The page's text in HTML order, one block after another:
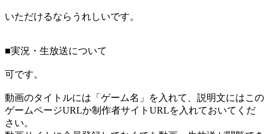
いただけるならうれしいです。
■実況・生放送について
可です。
動画のタイトルには「ゲーム名」を入れて、説明文にはこの
ゲームページURLか制作者サイトURLを入れておいてくだ
さい。